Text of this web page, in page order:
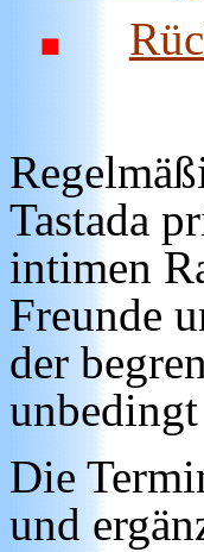
Tastada
intimen
Freunde
der
Die
und